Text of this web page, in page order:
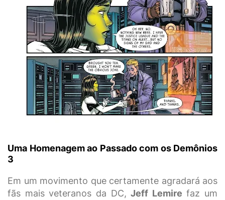
Uma Homenagem ao Passado com os Demônios
3
Em um movimento que certamente agradará aos
fãs mais veteranos da DC,Jeff Lemire faz um